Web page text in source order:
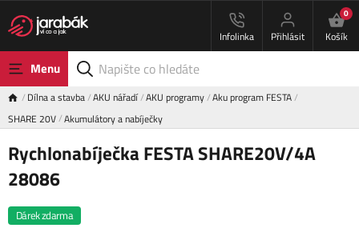
Infolinka Přihlásit
0
Košík
Menu
Dílna a stavba AKU nářadí AKU programy Aku program FESTA
SHARE 20V Akumulátory a nabíječky
Rychlonabíječka FESTA SHARE20V/4A
28086
Dárek zdarma